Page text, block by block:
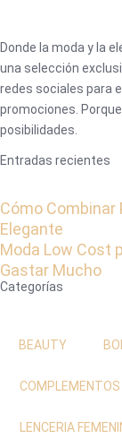
Donde la moda y la
una selección
redes sociales para
promociones.
posibilidades.
Entradas recientes
Cómo Combinar
Elegante
Moda Low Cost
Gastar Mucho
Categorías
BEAUTY
COMPLEMENTOS
LENCERIA